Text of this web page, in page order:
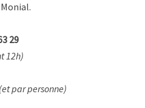
29
12h)
(et par personne)